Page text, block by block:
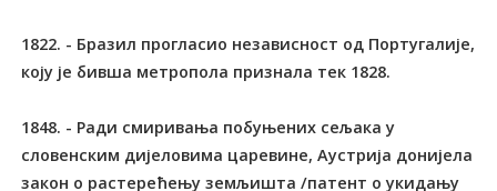
1822. - Бразил прогласио независност од Португалије,
коју је бивша метропола признала тек 1828.
1848. - Ради смиривања побуњених сељака у
словенским дијеловима царевине, Аустрија донијела
закон о растерећењу земљишта /патент о укидању